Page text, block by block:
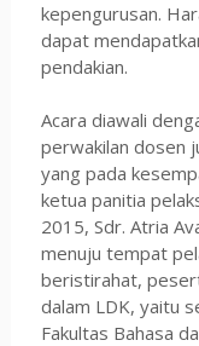
kepengurusan.
dapat
pendakian.
Acara diawali
perwakilan dosen
yang pada
ketua panitia
2015, Sdr. Atria
menuju tempat
beristirahat,
dalam LDK, yaitu
Fakultas Bahasa